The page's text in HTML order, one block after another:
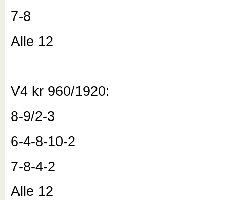
7-8
Alle 12
V4 kr 960/1920:
8-9/2-3
6-4-8-10-2
7-8-4-2
Alle 12